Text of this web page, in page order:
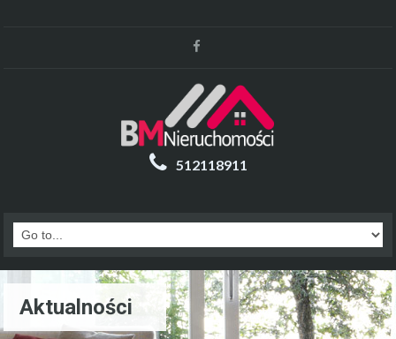
512118911
Aktualności